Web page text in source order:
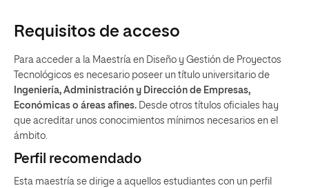
Requisitos de acceso
Para acceder a la Maestría en Diseño y Gestión de Proyectos
Tecnológicos es necesario poseer un título universitario de
Ingeniería, Administración y Dirección de Empresas,
Económicas o áreas afines. Desde otros títulos oficiales hay
que acreditar unos conocimientos mínimos necesarios en el
ámbito.
Perfil recomendado
Esta maestría se dirige a aquellos estudiantes con un perfil